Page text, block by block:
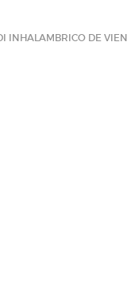
INHALAMBRICO DE